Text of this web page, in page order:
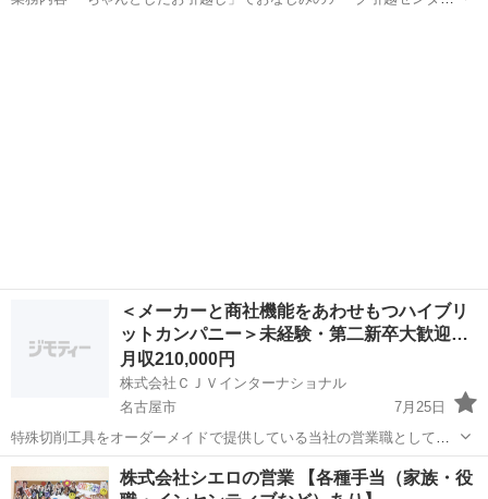
＜メーカーと商社機能をあわせもつハイブリ
ットカンパニー＞未経験・第二新卒大歓迎…
月収210,000円
株式会社ＣＪＶインターナショナル
名古屋市
7月25日
特殊切削工具をオーダーメイドで提供している当社の営業職として下
記業務を担当いただきます。 ・お客様が加工したい製品の図面を見な
がらヒアリング ・製品の仕様や納期、加工方法確認および策定 ・見積
愛知 名古屋市 ルートセールス
株式会社シエロの営業 【各種手当（家族・役